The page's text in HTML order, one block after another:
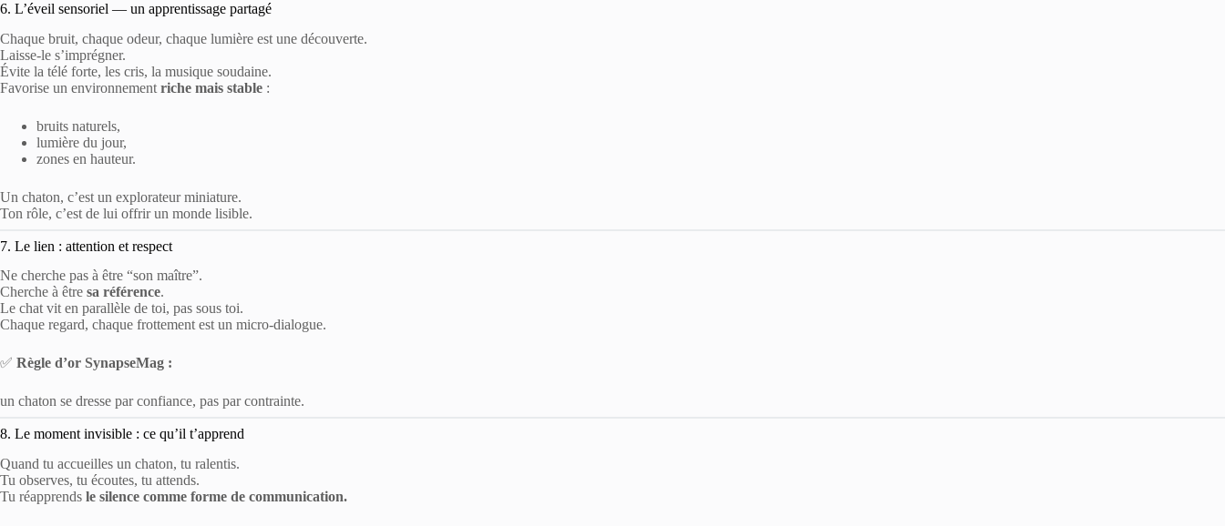
6. L’éveil sensoriel — un apprentissage partagé
Chaque bruit, chaque odeur, chaque lumière est une découverte.
Laisse-le s’imprégner.
Évite la télé forte, les cris, la musique soudaine.
Favorise un environnement riche mais stable :
bruits naturels,
lumière du jour,
zones en hauteur.
Un chaton, c’est un explorateur miniature.
Ton rôle, c’est de lui offrir un monde lisible.
7. Le lien : attention et respect
Ne cherche pas à être “son maître”.
Cherche à être sa référence.
Le chat vit en parallèle de toi, pas sous toi.
Chaque regard, chaque frottement est un micro-dialogue.
✅ Règle d’or SynapseMag :
un chaton se dresse par confiance, pas par contrainte.
8. Le moment invisible : ce qu’il t’apprend
Quand tu accueilles un chaton, tu ralentis.
Tu observes, tu écoutes, tu attends.
Tu réapprends le silence comme forme de communication.